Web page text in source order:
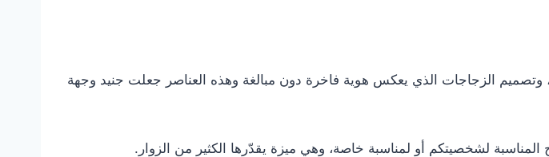
وتصميم الزجاجات الذي يعكس هوية فاخرة دون مبالغة وهذه العناصر جعلت جنيد وجهة
لشخصيتكم أو لمناسبة خاصة، وهي ميزة يقدّرها الكثير من الزوار.